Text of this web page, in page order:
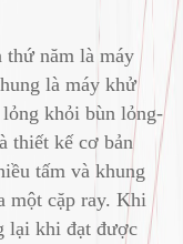
thứ năm là máy
là máy khử
lỏng khỏi bùn lỏng-
thiết kế cơ bản
tấm và khung
một cặp ray. Khi
lại khi đạt được